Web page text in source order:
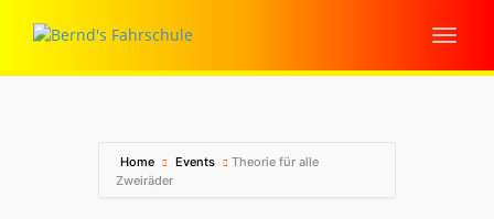
Home Events
Theorie für alle
Zweiräder